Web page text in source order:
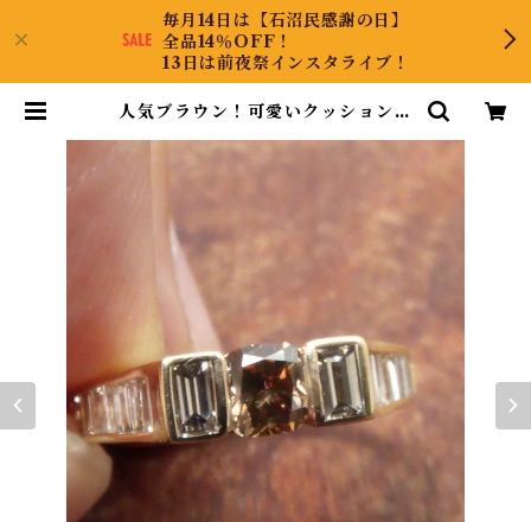
毎月14日は【石沼民感謝の日】
全品14％OFF！
13日は前夜祭インスタライブ！
人気ブラウン！可愛いクッションカ
lectJewel